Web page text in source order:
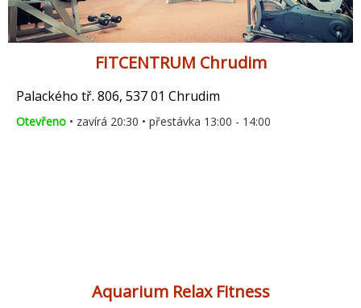
FITCENTRUM Chrudim
Palackého tř. 806, 537 01 Chrudim
Otevřeno • zavírá 20:30 • přestávka 13:00 - 14:00
Aquarium Relax Fitness